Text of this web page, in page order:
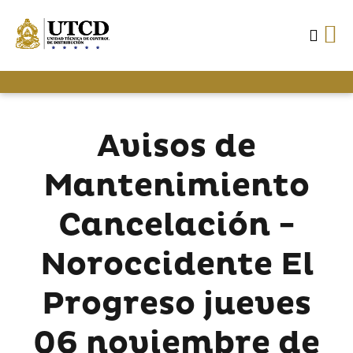
Avisos de
Mantenimiento
Cancelación -
Noroccidente El
Progreso jueves
06 noviembre de